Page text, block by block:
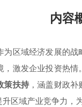
内容
区域经济发展的
，激发企业投资热情
策扶持，涵盖财政补
区域产业竞争力，